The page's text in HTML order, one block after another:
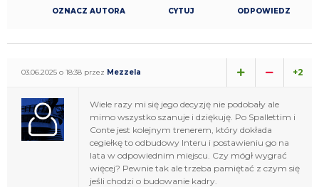
OZNACZ AUTORA CYTUJ ODPOWIEDZ
03.06.2025 o 18:38 przez Mezzela +2
Wiele razy mi się jego decyzję nie podobały ale
mimo wszystko szanuje i dziękuję. Po Spallettim i
Conte jest kolejnym trenerem, który dokłada
cegiełkę to odbudowy Interu i postawieniu go na
lata w odpowiednim miejscu. Czy mógł wygrać
więcej? Pewnie tak ale trzeba pamiętać z czym się
jeśli chodzi o budowanie kadry.